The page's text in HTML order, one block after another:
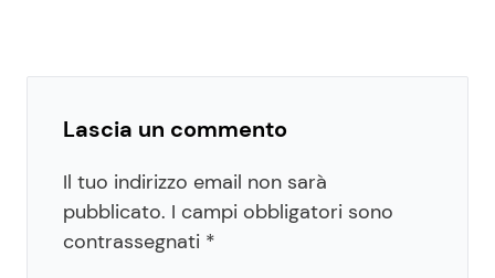
Lascia un commento
Il tuo indirizzo email non sarà
pubblicato. I campi obbligatori sono
contrassegnati *